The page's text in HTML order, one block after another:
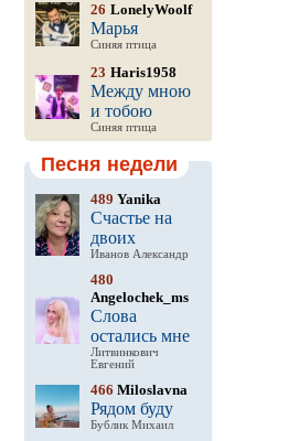
26 LonelyWoolf
Марья
Синяя птица
23 Haris1958
Между мною
и тобою
Синяя птица
Песня недели
489 Yanika
Счастье на
двоих
Иванов Александр
480
Angelochek_ms
Слова
остались мне
Литвинкович
Евгений
466 Miloslavna
Рядом буду
Бублик Михаил